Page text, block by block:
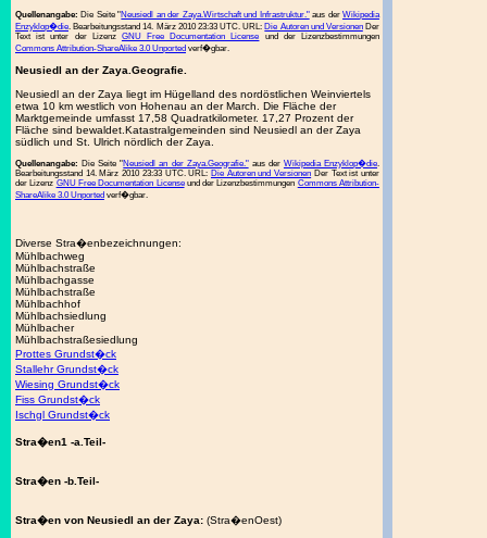
Quellenangabe: Die Seite "Neusiedl an der Zaya.Wirtschaft und Infrastruktur."aus derWikipedia
Enzyklop�die. Bearbeitungsstand 14. März 2010 23:33 UTC. URL: Die Autoren und VersionenDer
Text ist unter der Lizenz GNU Free Documentation License und der Lizenzbestimmungen
Commons Attribution-ShareAlike 3.0 Unported verf�gbar.
Neusiedl an der Zaya.Geografie.
Neusiedl an der Zaya liegt im Hügelland des nordöstlichen Weinviertels
etwa 10 km westlich von Hohenau an der March. Die Fläche der
Marktgemeinde umfasst 17,58 Quadratkilometer. 17,27 Prozent der
Fläche sind bewaldet.Katastralgemeinden sind Neusiedl an der Zaya
südlich und St. Ulrich nördlich der Zaya.
Quellenangabe: Die Seite "Neusiedl an der Zaya.Geografie."aus der Wikipedia Enzyklop�die.
Bearbeitungsstand 14. März 2010 23:33 UTC. URL: Die Autoren und Versionen Der Text ist unter
der Lizenz GNU Free Documentation Licenseund der Lizenzbestimmungen Commons Attribution-
ShareAlike 3.0 Unported verf�gbar.
Diverse Stra�enbezeichnungen:
Mühlbachweg
Mühlbachstraße
Mühlbachgasse
Mühlbachstraße
Mühlbachhof
Mühlbachsiedlung
Mühlbacher
Mühlbachstraßesiedlung
Prottes Grundst�ck
Stallehr Grundst�ck
Wiesing Grundst�ck
Fiss Grundst�ck
Ischgl Grundst�ck
Stra�en1 -a.Teil-
Stra�en -b.Teil-
Stra�en von Neusiedl an der Zaya: (Stra�enOest)